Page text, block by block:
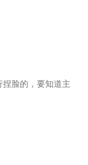
脸的，要知道主